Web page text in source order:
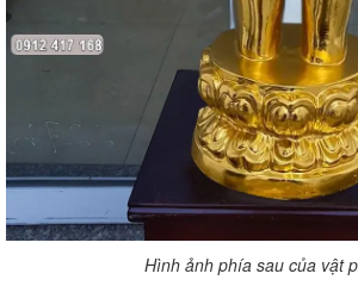
Hình ảnh phía sau của vật